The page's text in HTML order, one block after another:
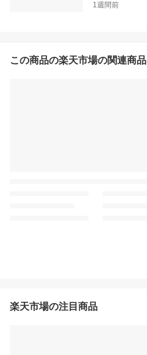
1週間前
この商品の楽天市場の関連商品
楽天市場の注目商品